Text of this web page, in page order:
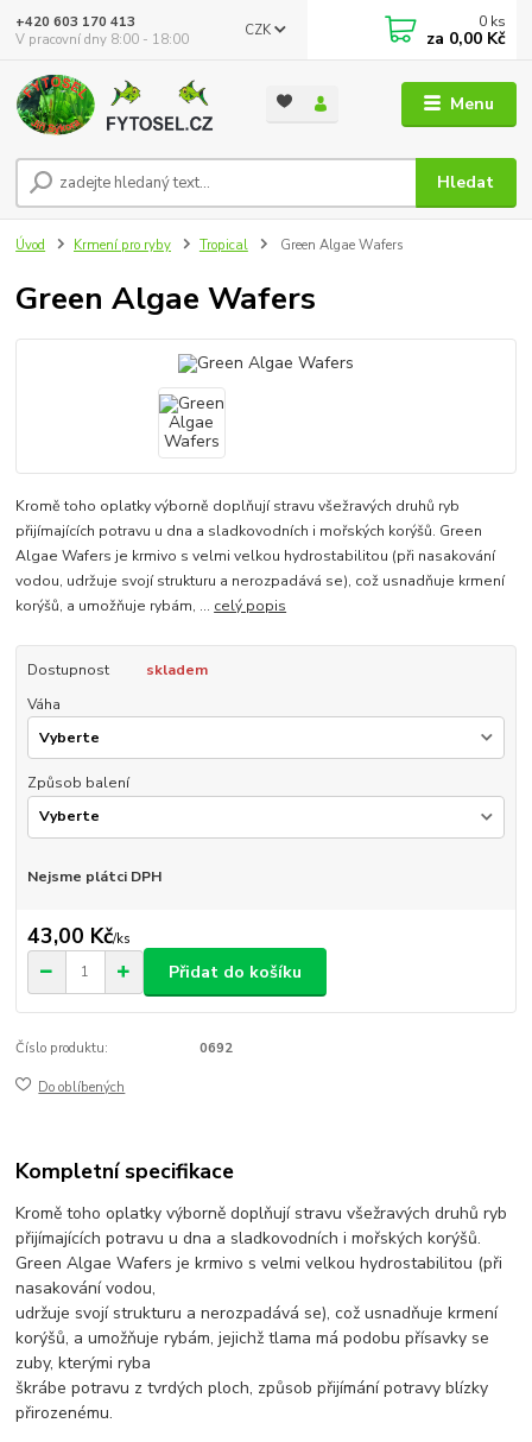
Menu
CZK
Hledat
+420 603 170 413
V pracovní dny 8:00 - 18:00
0 ks
za 0,00 Kč
Úvod Krmení pro ryby Tropical Green Algae Wafers
Green Algae Wafers
Kromě toho oplatky výborně doplňují stravu všežravých druhů ryb
přijímajících potravu u dna a sladkovodních i mořských korýšů. Green
Algae Wafers je krmivo s velmi velkou hydrostabilitou (při nasakování
vodou, udržuje svojí strukturu a nerozpadává se), což usnadňuje krmení
korýšů, a umožňuje rybám, ... celý popis
Dostupnost
skladem
Váha
Způsob balení
Nejsme plátci DPH
43,00 Kč/ks
Přidat do košíku
Číslo produktu: 0692
Do oblíbených
Kompletní specifikace
Kromě toho oplatky výborně doplňují stravu všežravých druhů ryb
přijímajících potravu u dna a sladkovodních i mořských korýšů.
Green Algae Wafers je krmivo s velmi velkou hydrostabilitou (při
nasakování vodou,
udržuje svojí strukturu a nerozpadává se), což usnadňuje krmení
korýšů, a umožňuje rybám, jejichž tlama má podobu přísavky se
zuby, kterými ryba
škrábe potravu z tvrdých ploch, způsob přijímání potravy blízky
přirozenému.